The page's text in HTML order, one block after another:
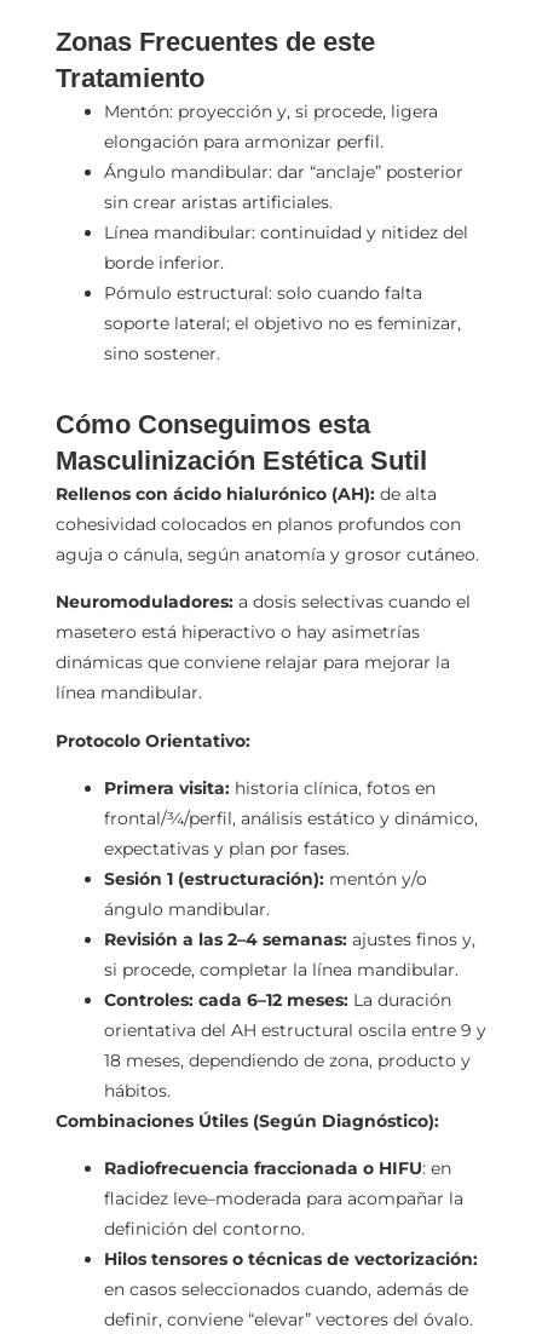
Zonas Frecuentes de este
Tratamiento
Mentón: proyección y, si procede, ligera
elongación para armonizar perfil.
Ángulo mandibular: dar “anclaje” posterior
sin crear aristas artificiales.
Línea mandibular: continuidad y nitidez del
borde inferior.
Pómulo estructural: solo cuando falta
soporte lateral; el objetivo no es feminizar,
sino sostener.
Cómo Conseguimos esta
Masculinización Estética Sutil
Rellenos con ácido hialurónico (AH):de alta
cohesividad colocados en planos profundos con
aguja o cánula, según anatomía y grosor cutáneo.
Neuromoduladores:a dosis selectivas cuando el
masetero está hiperactivo o hay asimetrías
dinámicas que conviene relajar para mejorar la
línea mandibular.
Protocolo Orientativo:
Primera visita:historia clínica, fotos en
frontal/¾/perfil, análisis estático y dinámico,
expectativas y plan por fases.
Sesión 1 (estructuración):mentón y/o
ángulo mandibular.
Revisión a las 2–4 semanas:ajustes finos y,
si procede, completar la línea mandibular.
Controles: cada 6–12 meses:La duración
orientativa del AH estructural oscila entre 9 y
18 meses, dependiendo de zona, producto y
hábitos.
Combinaciones Útiles (Según Diagnóstico):
Radiofrecuencia fraccionada o HIFU: en
flacidez leve–moderada para acompañar la
definición del contorno.
Hilos tensores o técnicas de vectorización:
en casos seleccionados cuando, además de
definir, conviene “elevar” vectores del óvalo.